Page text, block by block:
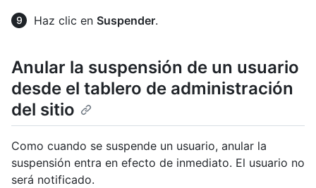
Haz clic en Suspender.
Anular la suspensión de un usuario
desde el tablero de administración
del sitio
Como cuando se suspende un usuario, anular la
suspensión entra en efecto de inmediato. El usuario no
será notificado.